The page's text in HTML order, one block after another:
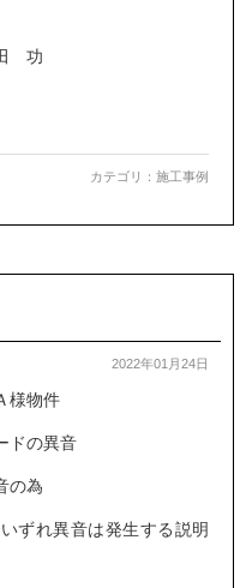
功
カテゴリ： 施工事例
2022年01月24日
様物件
ドの異音
の為
ずれ異音は発生する説明